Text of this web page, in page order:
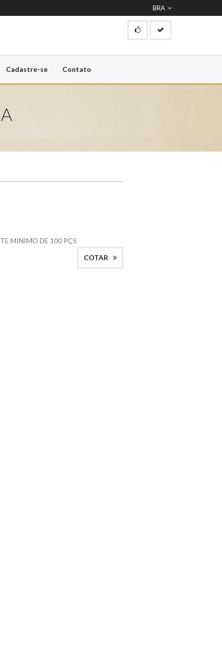
BRA
Cadastre-se Contato
MINIMO DE 100 PÇS
COTAR